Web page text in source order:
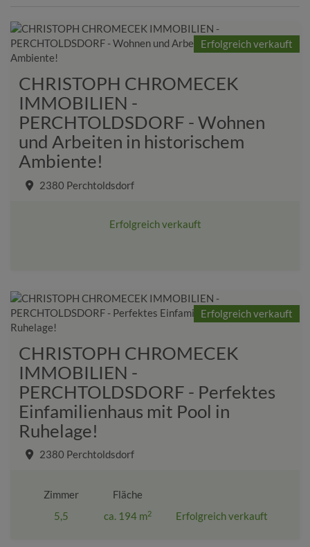
Erfolgreich verkauft
CHRISTOPH CHROMECEK
IMMOBILIEN -
PERCHTOLDSDORF - Wohnen
und Arbeiten in historischem
Ambiente!
2380 Perchtoldsdorf
Erfolgreich verkauft
Erfolgreich verkauft
CHRISTOPH CHROMECEK
IMMOBILIEN -
PERCHTOLDSDORF - Perfektes
Einfamilienhaus mit Pool in
Ruhelage!
2380 Perchtoldsdorf
Zimmer
5,5
Fläche
ca. 194 m2 Erfolgreich verkauft